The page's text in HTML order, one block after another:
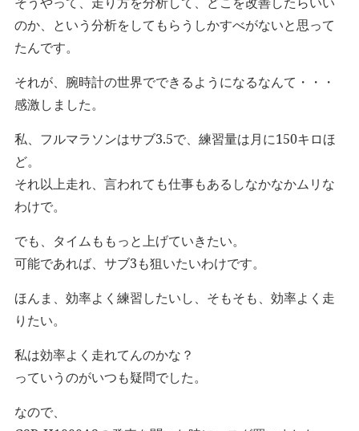
のか、という分析をしてもらうしかすべがないと思って
たんです。
それが、腕時計の世界でできるようになるなんて・・・
感激しました。
私、フルマラソンはサブ3.5で、練習量は月に150キロほ
ど。
それ以上走れ、言われても仕事もあるしなかなかムリな
わけで。
でも、タイムももっと上げていきたい。
可能であれば、サブ3も狙いたいわけです。
ほんま、効率よく練習したいし、そもそも、効率よく走
りたい。
私は効率よく走れてんのかな？
っていうのがいつも疑問でした。
なので、